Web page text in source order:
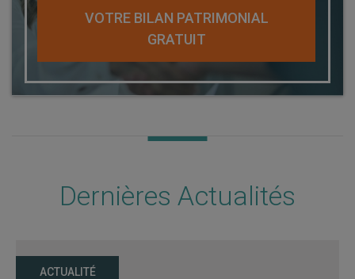
VOTRE BILAN PATRIMONIAL
GRATUIT
Dernières Actualités
ACTUALITÉ